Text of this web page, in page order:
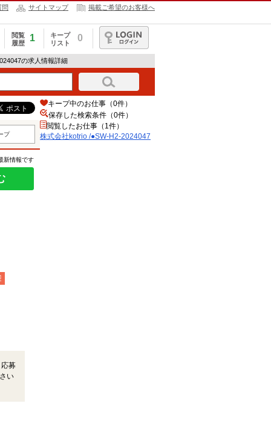
問 サイトマップ 掲載ご希望のお客様へ
閲覧
履歴
1
キープ
リスト
0
ログイン
の求人情報詳細
プ
新情報です
募
い
キープ中のお仕事（0件）
保存した検索条件（0件）
閲覧したお仕事（1件）
株式会社kotrio /●SW-H2-2024047